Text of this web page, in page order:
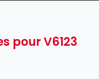
pour V6123